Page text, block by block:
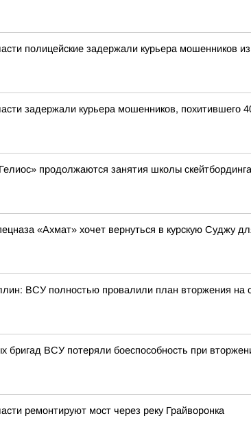
полицейские задержали курьера мошенников
задержали курьера мошенников, похитившего
продолжаются занятия школы скейтбординга
«Ахмат» хочет вернуться в курскую Суджу
ВСУ полностью провалили план вторжения на
бригад ВСУ потеряли боеспособность при
ремонтируют мост через реку Грайворонка